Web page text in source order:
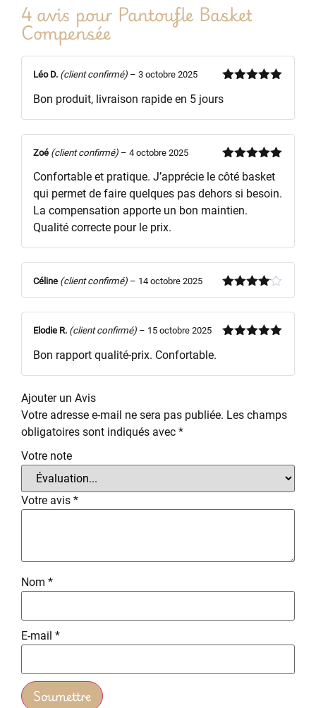
4 avis pour Pantoufle Basket
Compensée
5
Léo D. (client confirmé) – 3 octobre 2025
Bon produit, livraison rapide en 5 jours
5
Zoé (client confirmé) – 4 octobre 2025
Confortable et pratique. J’apprécie le côté basket
qui permet de faire quelques pas dehors si besoin.
La compensation apporte un bon maintien.
Qualité correcte pour le prix.
Note4
Céline (client confirmé) – 14 octobre 2025
Elodie R. (client confirmé) – 15 octobre 2025
Bon rapport qualité-prix. Confortable.
Ajouter un Avis
Votre adresse e-mail ne sera pas publiée. Les champs
obligatoires sont indiqués avec *
Votre note
Votre avis *
Nom *
E-mail *